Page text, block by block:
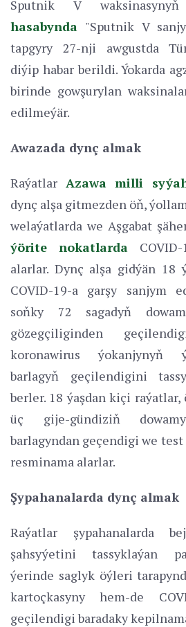
Sputnik V
hasabynda "Sputnik V
tapgyry 27-nji awgustda
diýip habar berildi. Ýokarda
birinde gowşurylan
edilmeýär.
Awazada dynç almak
Raýatlar Azawa milli
dynç alşa gitmezden öň,
welaýatlarda we Aşgabat
ýörite nokatlarda
alarlar. Dynç alşa gidýän 18
COVID-19-a garşy sanjym
soňky 72 sagadyň
gözegçiliginden
koronawirus ýokanjynyň
barlagyň geçilendigini
berler. 18 ýaşdan kiçi raýatlar,
üç gije-gündiziň
barlagyndan geçendigi we test
resminama alarlar.
Şypahanalarda dynç almak
Raýatlar şypahanalarda
şahsyýetini tassyklaýan
ýerinde saglyk öýleri
kartoçkasyny hem-de
geçilendigi baradaky